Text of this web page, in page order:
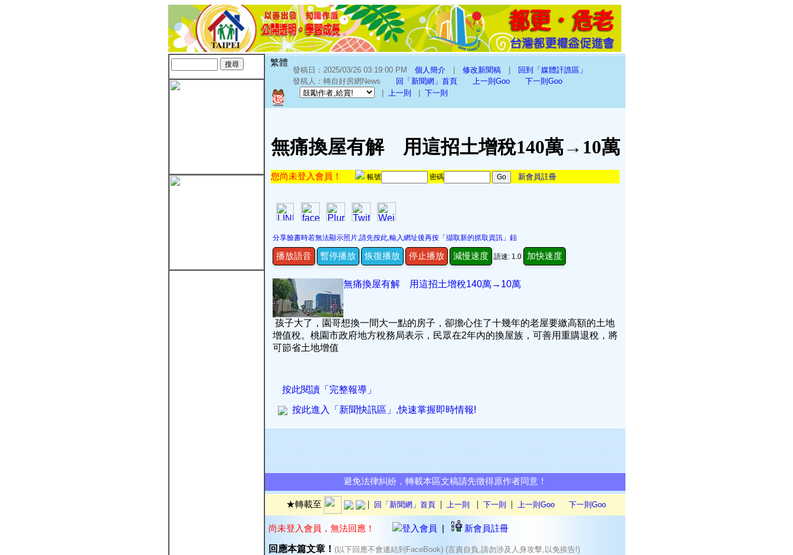
繁體
發稿日：2025/03/26 03:19:00 PM 個人簡介| 修改新聞稿|
回到「媒體訐譙區」
發稿人：轉自好房網News
回「新聞網」首頁 上一則Goo
下一則Goo
上一則 下一則
無痛換屋有解 用這招土增稅140萬→10萬
您尚未登入會員！ 帳號 密碼 新會員註冊
分享臉書時若無法顯示照片,請先按此,輸入網址後再按「擷取新的抓取資訊」鈕
播放語音 暫停播放 恢復播放 停止播放 減慢速度 語速: 1.0 加快速度
無痛換屋有解 用這招土增稅140萬→10萬
孩子大了，園哥想換一間大一點的房子，卻擔心住了十幾年的老屋要繳高額的土地
增值稅。桃園市政府地方稅務局表示，民眾在2年內的換屋族，可善用重購退稅，將
可節省土地增值
按此閱讀「完整報導」
按此進入「新聞快訊區」,快速掌握即時情報!
避免法律糾紛，轉載本區文稿請先徵得原作者同意！
★轉載至 | 回「新聞網」首頁 | 上一則 | 下一則 | 上一則Goo 下一則Goo
尚未登入會員，無法回應！ 登入會員 | 新會員註冊
回應本篇文章！ (以下回應不會連結到FaceBook) (言責自負,請勿涉及人身攻擊,以免挨告!)